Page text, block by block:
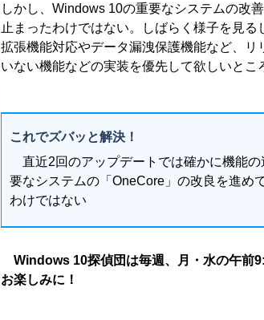
しかし、Windows 10の重要なシステムの改
止まったわけではない。しばらく様子を見
拡張機能対応やデータ漏洩保護機能など、
いない機能などの実装を優先して欲しいとこ
これでズバッと解決！
直近2回のアップデートでは確かに機能
要なシステムの「OneCore」の改良を進め
わけではない
Windows 10探偵団は毎週、月・水の午前
お楽しみに！